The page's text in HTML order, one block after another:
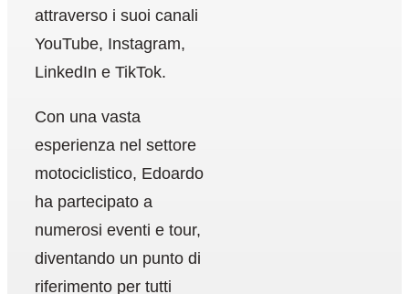
attraverso i suoi canali
YouTube, Instagram,
LinkedIn e TikTok.
Con una vasta
esperienza nel settore
motociclistico, Edoardo
ha partecipato a
numerosi eventi e tour,
diventando un punto di
riferimento per tutti